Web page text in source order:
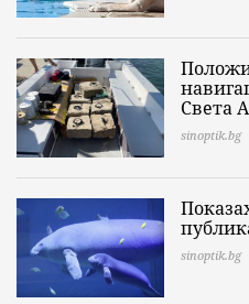
Света
sinoptik.bg
sinoptik.bg